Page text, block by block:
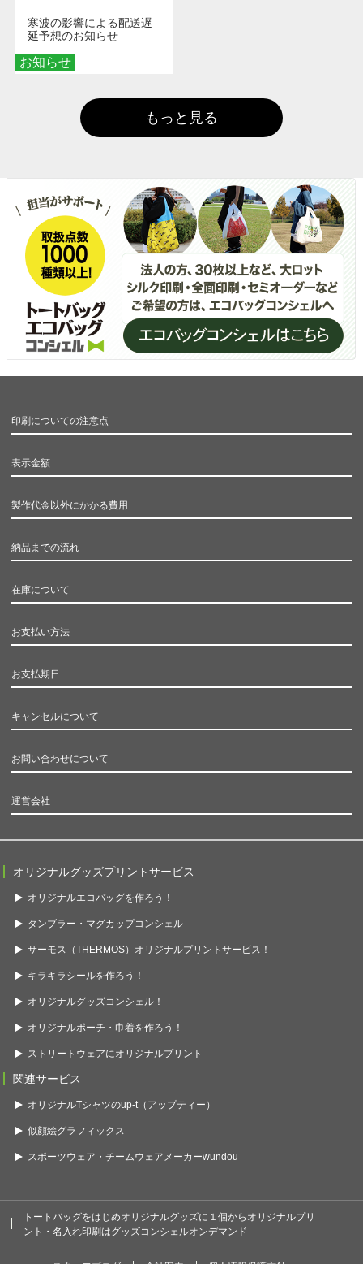
お知らせ
寒波の影響による配送遅
延予想のお知らせ
もっと見る
印刷についての注意点
表示金額
製作代金以外にかかる費用
納品までの流れ
在庫について
お支払い方法
お支払期日
キャンセルについて
お問い合わせについて
運営会社
オリジナルグッズプリントサービス
オリジナルエコバッグを作ろう！
タンブラー・マグカップコンシェル
サーモス（THERMOS）オリジナルプリントサービス！
キラキラシールを作ろう！
オリジナルグッズコンシェル！
オリジナルポーチ・巾着を作ろう！
ストリートウェアにオリジナルプリント
関連サービス
オリジナルTシャツのup-t（アップティー）
似顔絵グラフィックス
スポーツウェア・チームウェアメーカーwundou
トートバッグをはじめオリジナルグッズに１個からオリジナルプリ
ント・名入れ印刷はグッズコンシェルオンデマンド